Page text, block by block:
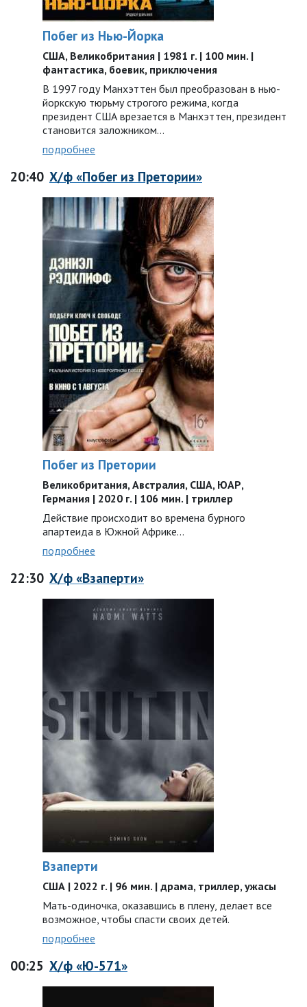
Побег из Нью-Йорка
США, Великобритания | 1981 г. | 100 мин. |
фантастика, боевик, приключения
В 1997 году Манхэттен был преобразован в нью-
йоркскую тюрьму строгого режима, когда
президент США врезается в Манхэттен, президент
становится заложником…
подробнее
20:40 Х/ф «Побег из Претории»
Побег из Претории
Великобритания, Австралия, США, ЮАР,
Германия | 2020 г. | 106 мин. | триллер
Действие происходит во времена бурного
апартеида в Южной Африке…
подробнее
22:30 Х/ф «Взаперти»
Взаперти
США | 2022 г. | 96 мин. | драма, триллер, ужасы
Мать-одиночка, оказавшись в плену, делает все
возможное, чтобы спасти своих детей.
подробнее
00:25 Х/ф «Ю-571»